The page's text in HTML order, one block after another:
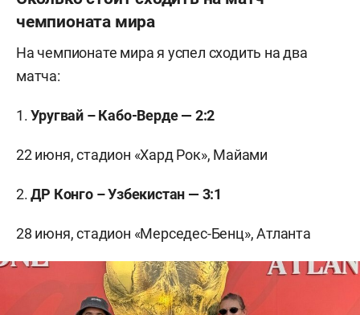
чемпионата мира
На чемпионате мира я успел сходить на два
матча:
1.Уругвай – Кабо-Верде — 2:2
22 июня, стадион «Хард Рок», Майами
2.ДР Конго – Узбекистан — 3:1
28 июня, стадион «Мерседес-Бенц», Атланта